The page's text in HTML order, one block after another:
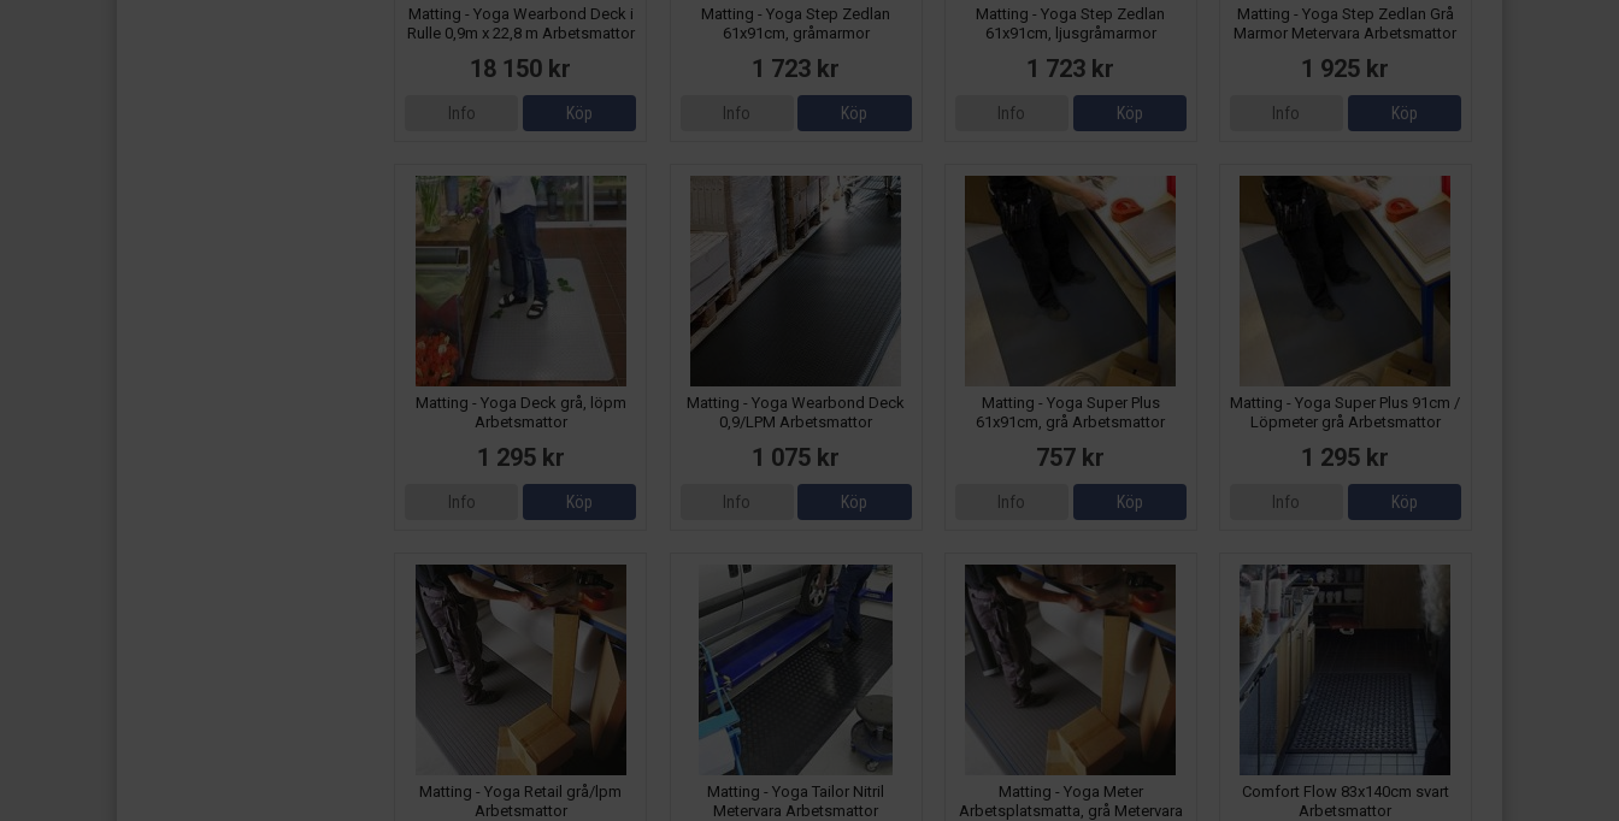
Matting - Yoga Wearbond Deck i
Rulle 0,9m x 22,8 m Arbetsmattor
18 150 kr
Info Köp
Matting - Yoga Step Zedlan
61x91cm, gråmarmor
1 723 kr
Info Köp
Matting - Yoga Step Zedlan
61x91cm, ljusgråmarmor
1 723 kr
Info Köp
Matting - Yoga Step Zedlan Grå
Marmor Metervara Arbetsmattor
1 925 kr
Info Köp
Matting - Yoga Deck grå, löpm
Arbetsmattor
1 295 kr
Info Köp
Matting - Yoga Wearbond Deck
0,9/LPM Arbetsmattor
1 075 kr
Info Köp
Matting - Yoga Super Plus
61x91cm, grå Arbetsmattor
757 kr
Info Köp
Matting - Yoga Super Plus 91cm /
Löpmeter grå Arbetsmattor
1 295 kr
Info Köp
Matting - Yoga Retail grå/lpm
Arbetsmattor
Matting - Yoga Tailor Nitril
Metervara Arbetsmattor
Matting - Yoga Meter
Arbetsplatsmatta, grå Metervara
Comfort Flow 83x140cm svart
Arbetsmattor